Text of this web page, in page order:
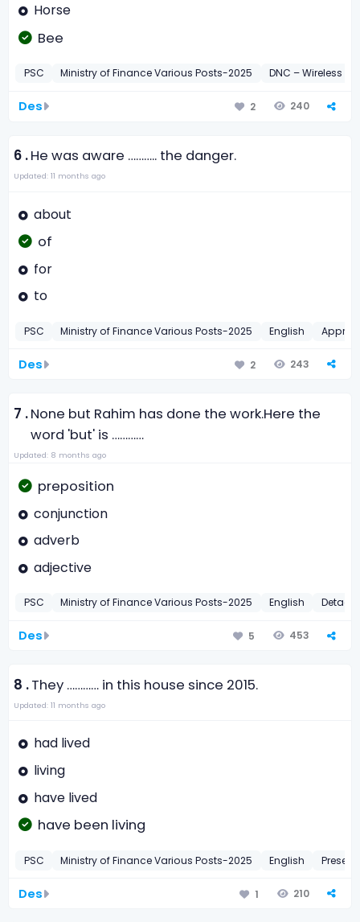
Horse
Bee
PSC Ministry of Finance Various Posts-2025 DNC – Wireless
Des 2 240
6 .He was aware ……….. the danger.
Updated: 11 months ago
about
of
for
to
PSC Ministry of Finance Various Posts-2025 English
Des 2 243
7 .None but Rahim has done the work.Here the
word 'but' is …………
Updated: 8 months ago
preposition
conjunction
adverb
adjective
PSC Ministry of Finance Various Posts-2025 English
Des 5 453
8 .They ………… in this house since 2015.
Updated: 11 months ago
had lived
living
have lived
have been living
PSC Ministry of Finance Various Posts-2025 English
Des 1 210